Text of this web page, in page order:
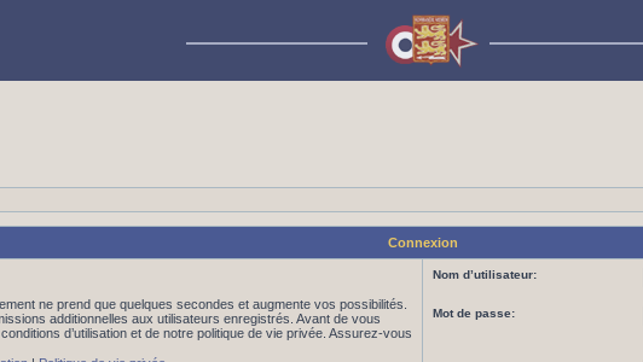
Connexion
ne prend que quelques secondes et augmente vos possibilités.
additionnelles aux utilisateurs enregistrés. Avant de vous
d’utilisation et de notre politique de vie privée. Assurez-vous
Nom d’utilisateur:
Mot de passe: